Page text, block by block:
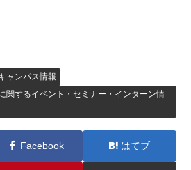
ャンパス情報
関するイベント・セミナー・インターン情
Facebook はてブ